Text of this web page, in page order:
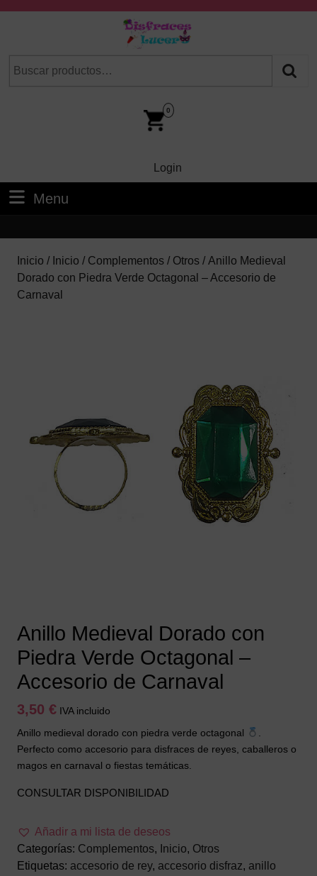
Cuando hay resultados autocompletados, puedes utilizar
0
LoginLogin
Menu
Inicio / Inicio / Complementos / Otros / Anillo Medieval
Dorado con Piedra Verde Octagonal – Accesorio de
Carnaval
Anillo Medieval Dorado con
Piedra Verde Octagonal –
Accesorio de Carnaval
3,50 € IVA incluido
Anillo medieval dorado con piedra verde octagonal
Perfecto como accesorio para disfraces de reyes, caballeros o
magos en carnaval o fiestas temáticas.
CONSULTAR DISPONIBILIDAD
Añadir a mi lista de deseos
Categorías: Complementos, Inicio, Otros
Etiquetas: accesorio de rey, accesorio disfraz, anillo